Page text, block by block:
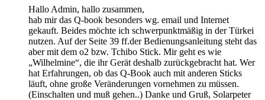
Hallo Admin, hallo zusammen,
hab mir das Q-book besonders wg. email und Internet
gekauft. Beides möchte ich schwerpunktmäßig in der Türkei
nutzen. Auf der Seite 39 ff.der Bedienungsanleitung steht das
aber mit dem o2 bzw. Tchibo Stick. Mir geht es wie
„Wilhelmine“, die ihr Gerät deshalb zurückgebracht hat. Wer
hat Erfahrungen, ob das Q-Book auch mit anderen Sticks
läuft, ohne große Veränderungen vornehmen zu müssen.
(Einschalten und muß gehen..) Danke und Gruß, Solarpeter